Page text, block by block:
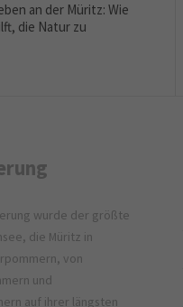
an der Müritz: Wie
die Natur zu
wurde der größte
die Müritz in
von
und
auf ihrer längsten